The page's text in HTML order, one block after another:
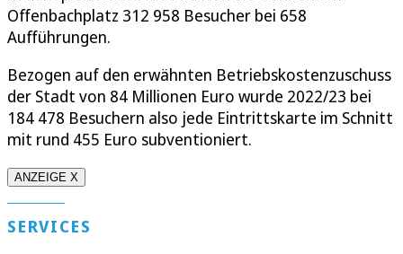
Offenbachplatz 312 958 Besucher bei 658
Aufführungen.
Bezogen auf den erwähnten Betriebskostenzuschuss
der Stadt von 84 Millionen Euro wurde 2022/23 bei
184 478 Besuchern also jede Eintrittskarte im Schnitt
mit rund 455 Euro subventioniert.
ANZEIGE X
SERVICES